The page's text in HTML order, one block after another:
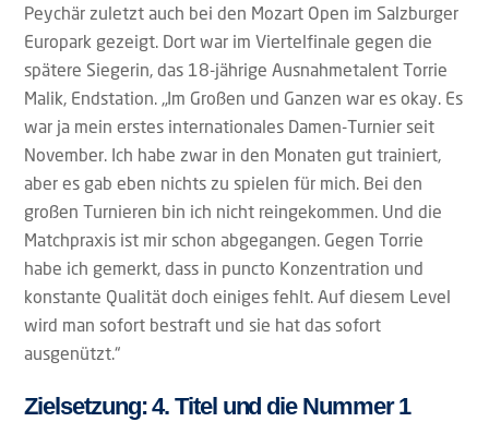
Peychär zuletzt auch bei den Mozart Open im Salzburger
Europark gezeigt. Dort war im Viertelfinale gegen die
spätere Siegerin, das 18-jährige Ausnahmetalent Torrie
Malik, Endstation. „Im Großen und Ganzen war es okay. Es
war ja mein erstes internationales Damen-Turnier seit
November. Ich habe zwar in den Monaten gut trainiert,
aber es gab eben nichts zu spielen für mich. Bei den
großen Turnieren bin ich nicht reingekommen. Und die
Matchpraxis ist mir schon abgegangen. Gegen Torrie
habe ich gemerkt, dass in puncto Konzentration und
konstante Qualität doch einiges fehlt. Auf diesem Level
wird man sofort bestraft und sie hat das sofort
ausgenützt.“
Zielsetzung: 4. Titel und die Nummer 1